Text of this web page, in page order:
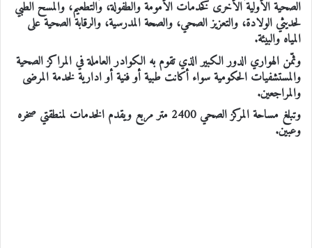
الصحية الأولية الأخرى كخدمات الأمومة والطفولة، والتطعيم، والمسح الطبي
لحديثي الولادة، والتعزيز الصحي، والصحة المدرسية، والرقابة الصحية على
المياه والبيئة.
وثمّن الهواري الدور الكبير الذي تقوم به الكوادر العاملة في المراكز الصحية
والمستشفيات الحكومية سواء أكانت طبية أو فنية أو ادارية لخدمة المرضى
والمراجعين.
وتبلغ مساحة المركز الصحي 2400 متر مربع ويقدم الخدمات لمنطقتي صخره
وعبين.